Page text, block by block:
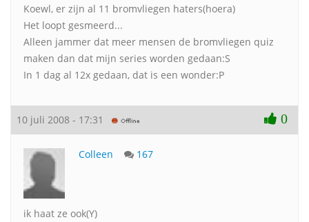
Koewl, er zijn al 11 bromvliegen haters(hoera)
Het loopt gesmeerd...
Alleen jammer dat meer mensen de bromvliegen quiz
maken dan dat mijn series worden gedaan:S
In 1 dag al 12x gedaan, dat is een wonder:P
10 juli 2008 - 17:31 0
Colleen 167
ik haat ze ook(Y)